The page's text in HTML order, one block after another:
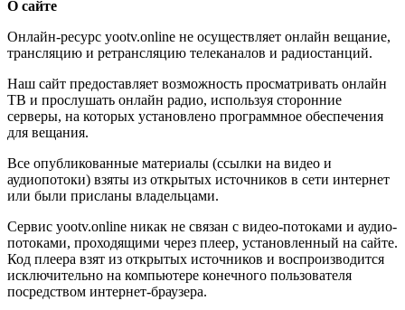
О сайте
Онлайн-ресурс yootv.online не осуществляет онлайн вещание,
трансляцию и ретрансляцию телеканалов и радиостанций.
Наш сайт предоставляет возможность просматривать онлайн
ТВ и прослушать онлайн радио, используя сторонние
серверы, на которых установлено программное обеспечения
для вещания.
Все опубликованные материалы (ссылки на видео и
аудиопотоки) взяты из открытых источников в сети интернет
или были присланы владельцами.
Сервис yootv.online никак не связан с видео-потоками и аудио-
потоками, проходящими через плеер, установленный на сайте.
Код плеера взят из открытых источников и воспроизводится
исключительно на компьютере конечного пользователя
посредством интернет-браузера.